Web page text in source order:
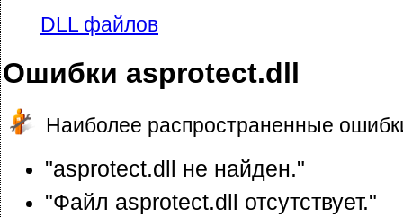
DLL файлов
Ошибки asprotect.dll
Наиболее распространенные
"asprotect.dll не найден."
"Файл asprotect.dll отсутствует."